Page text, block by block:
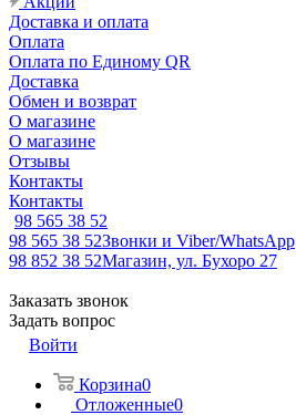
Доставка и оплата
Оплата
Оплата по Единому QR
Доставка
Обмен и возврат
О магазине
О магазине
Отзывы
Контакты
Контакты
98 565 38 52
98 565 38 52Звонки и Viber/WhatsApp
98 852 38 52Магазин, ул. Бухоро 27
Заказать звонок
Задать вопрос
Войти
Корзина0
Отложенные0